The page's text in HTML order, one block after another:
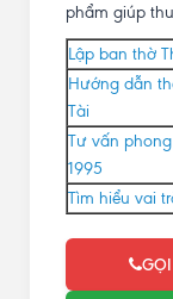
phẩm giúp
Lập ban thờ
Hướng dẫn
Tài
Tư vấn
1995
Tìm hiểu vai